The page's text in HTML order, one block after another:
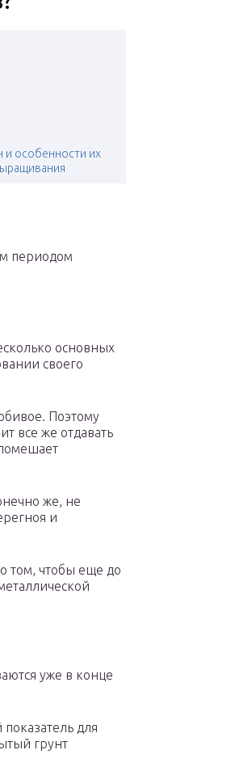
и особенности их
периодом
основных
своего
Поэтому
все же отдавать
же, не
и
том, чтобы еще до
уже в конце
для
грунт